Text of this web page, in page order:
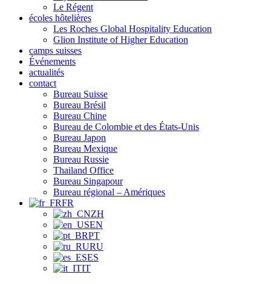
Le Régent
écoles hôtelières
Les Roches Global Hospitality Education
Glion Institute of Higher Education
camps suisses
Événements
actualités
contact
Bureau Suisse
Bureau Brésil
Bureau Chine
Bureau de Colombie et des États-Unis
Bureau Japon
Bureau Mexique
Bureau Russie
Thailand Office
Bureau Singapour
Bureau régional – Amériques
FR
ZH
EN
PT
RU
ES
IT